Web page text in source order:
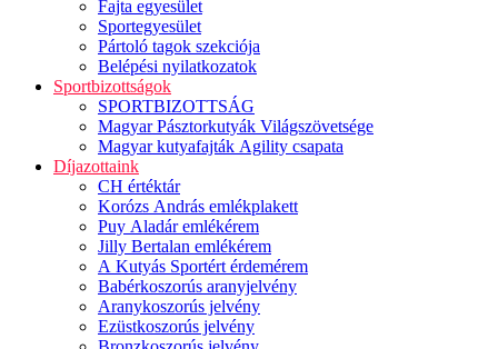
Fajta egyesület
Sportegyesület
Pártoló tagok szekciója
Belépési nyilatkozatok
Sportbizottságok
SPORTBIZOTTSÁG
Magyar Pásztorkutyák Világszövetsége
Magyar kutyafajták Agility csapata
Díjazottaink
CH értéktár
Korózs András emlékplakett
Puy Aladár emlékérem
Jilly Bertalan emlékérem
A Kutyás Sportért érdemérem
Babérkoszorús aranyjelvény
Aranykoszorús jelvény
Ezüstkoszorús jelvény